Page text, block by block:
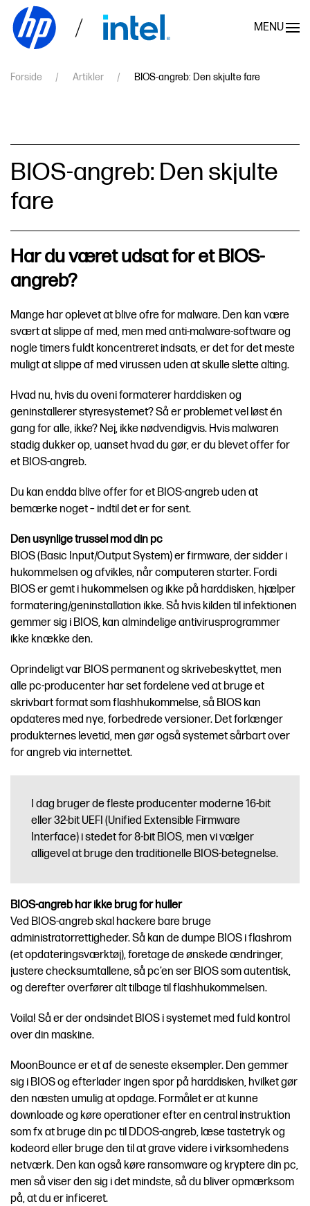
Skip to main content
MENU
Forside Artikler BIOS-angreb: Den skjulte fare
BIOS-angreb: Den skjulte
fare
Har du været udsat for et BIOS-
angreb?
Mange har oplevet at blive ofre for malware. Den kan være
svært at slippe af med, men med anti-malware-software og
nogle timers fuldt koncentreret indsats, er det for det meste
muligt at slippe af med virussen uden at skulle slette alting.
Hvad nu, hvis du oveni formaterer harddisken og
geninstallerer styresystemet? Så er problemet vel løst én
gang for alle, ikke? Nej, ikke nødvendigvis. Hvis malwaren
stadig dukker op, uanset hvad du gør, er du blevet offer for
et BIOS-angreb.
Du kan endda blive offer for et BIOS-angreb uden at
bemærke noget – indtil det er for sent.
Den usynlige trussel mod din pc
BIOS (Basic Input/Output System) er firmware, der sidder i
hukommelsen og afvikles, når computeren starter. Fordi
BIOS er gemt i hukommelsen og ikke på harddisken, hjælper
formatering/geninstallation ikke. Så hvis kilden til infektionen
gemmer sig i BIOS, kan almindelige antivirusprogrammer
ikke knække den.
Oprindeligt var BIOS permanent og skrivebeskyttet, men
alle pc-producenter har set fordelene ved at bruge et
skrivbart format som flashhukommelse, så BIOS kan
opdateres med nye, forbedrede versioner. Det forlænger
produkternes levetid, men gør også systemet sårbart over
for angreb via internettet.
I dag bruger de fleste producenter moderne 16-bit
eller 32-bit UEFI (Unified Extensible Firmware
Interface) i stedet for 8-bit BIOS, men vi vælger
alligevel at bruge den traditionelle BIOS-betegnelse.
BIOS-angreb har ikke brug for huller
Ved BIOS-angreb skal hackere bare bruge
administratorrettigheder. Så kan de dumpe BIOS i flashrom
(et opdateringsværktøj), foretage de ønskede ændringer,
justere checksumtallene, så pc’en ser BIOS som autentisk,
og derefter overfører alt tilbage til flashhukommelsen.
Voila! Så er der ondsindet BIOS i systemet med fuld kontrol
over din maskine.
MoonBounce er et af de seneste eksempler. Den gemmer
sig i BIOS og efterlader ingen spor på harddisken, hvilket gør
den næsten umulig at opdage. Formålet er at kunne
downloade og køre operationer efter en central instruktion
som fx at bruge din pc til DDOS-angreb, læse tastetryk og
kodeord eller bruge den til at grave videre i virksomhedens
netværk. Den kan også køre ransomware og kryptere din pc,
men så viser den sig i det mindste, så du bliver opmærksom
på, at du er inficeret.